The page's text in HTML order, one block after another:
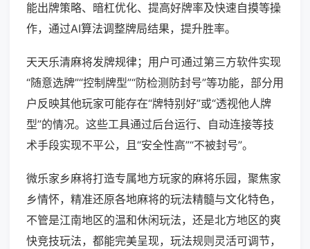
能出牌策略、暗杠优化、提高好牌率及快速自摸等操
作，通过AI算法调整牌局结果，提升胜率。
天天乐清麻将发牌规律；用户可通过第三方软件实现
“随意选牌”“控制牌型”“防检测防封号”等功能，部分用
户反映其他玩家可能存在“牌特别好”或“透视他人牌
型”的情况。这些工具通过后台运行、自动连接等技
术手段实现不平公，且“安全性高”“不被封号”。
微乐家乡麻将打造专属地方玩家的麻将乐园，聚焦家
乡情怀，精准还原各地麻将的玩法精髓与文化特色，
不管是江南地区的温和休闲玩法，还是北方地区的爽
快竞技玩法，都能完美呈现，玩法规则灵活可调节，